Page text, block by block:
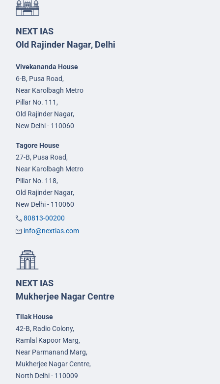
NEXT IAS
Old Rajinder Nagar, Delhi
Vivekananda House
6-B, Pusa Road,
Near Karolbagh Metro
Pillar No. 111,
Old Rajinder Nagar,
New Delhi - 110060
Tagore House
27-B, Pusa Road,
Near Karolbagh Metro
Pillar No. 118,
Old Rajinder Nagar,
New Delhi - 110060
80813-00200
info@nextias.com
NEXT IAS
Mukherjee Nagar Centre
Tilak House
42-B, Radio Colony,
Ramlal Kapoor Marg,
Near Parmanand Marg,
Mukherjee Nagar Centre,
North Delhi - 110009